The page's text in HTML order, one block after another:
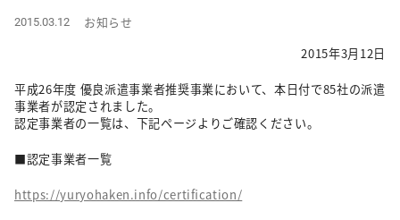
2015.03.12
お知らせ
2015年3月12日
平成26年度 優良派遣事業者推奨事業において、本日付で85社の派遣
事業者が認定されました。
認定事業者の一覧は、下記ページよりご確認ください。
■認定事業者一覧
https://yuryohaken.info/certification/